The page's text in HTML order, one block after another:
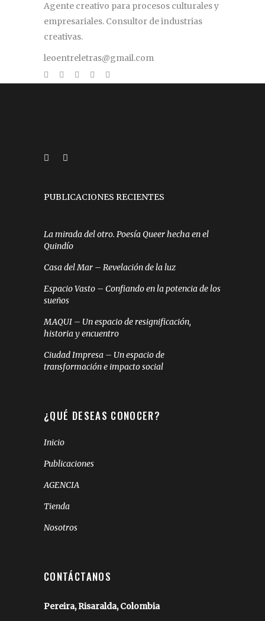
Agente creativo para procesos culturales y
empresariales. Consultor de industrias
creativas.
leoentreletras@gmail.com
PUBLICACIONES RECIENTES
La mirada del otro. Poesía Queer hecha en el
Quindío
Casa del Mar – Revelación de la luz
Espacio Vasto – Confiando en la potencia de los
sueños
MAQUI – Un espacio de resignificación,
historia y encuentro
Ciudad Impresa – Un espacio de
transformación e impacto social
¿QUÉ DESEAS CONOCER?
Inicio
Publicaciones
AGENCIA
Tienda
Nosotros
CONTÁCTANOS
Pereira, Risaralda, Colombia